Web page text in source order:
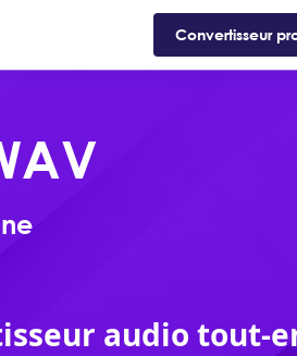
Boutique
Convertisseur
audio tout-